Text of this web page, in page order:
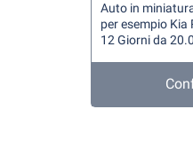
Auto in
per esempio Kia
12 Giorni da